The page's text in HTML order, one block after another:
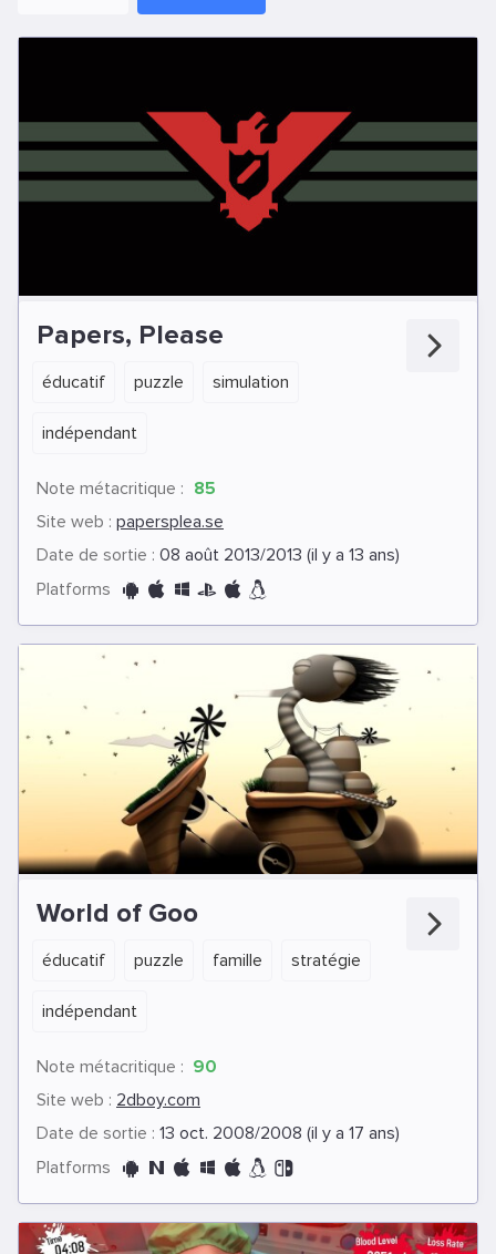
Papers, Please
éducatif puzzle simulation
indépendant
Note métacritique : 85
Site web : papersplea.se
Date de sortie : 08 août 2013/2013 (il y a 13 ans)
Platforms
World of Goo
éducatif puzzle famille stratégie
indépendant
Note métacritique : 90
Site web : 2dboy.com
Date de sortie : 13 oct. 2008/2008 (il y a 17 ans)
Platforms